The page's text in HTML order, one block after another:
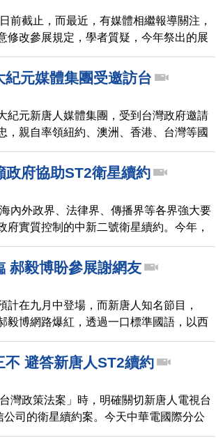
前截止，而最近，有媒體相繼報導關注，
修改參展規定，學者質疑，今年祭出的展
性攔阻報導中國真相的新唐人參展，迎合
紀元媒體集團受邀訪台
紀元新唐人媒體集團，受到台灣政府邀請
，親自率領紐約、澳洲、香港、台灣等國
各單位及企業，僑委會也特別安排文化美
員們，滿滿的感動與 新思維。
政府協助ST2衛星續約
內外政界、法律界、傳播界等各界強大要
府實質控制的中新二號衛星續約。今年，
華電信是否繼續提供中新二號衛星服務的
蘭女士，今天對海內外發表公開談話，籲
統，儘速協助新唐人亞太電視與中華電信
郝毅博盼參展謝網友
計在九月中登場，而新唐人知名節目，
毅博網路爆紅，透過一口標準國語，以西
屆 時也有機會和新唐人其他得獎作品，一
國廠商集體退展要脅新唐人，郝毅博號召
台灣自由民主空氣，支持新唐 人參展。
不 避答新唐人ST2續約
灣政策法案」時，明確關切新唐人電視台
司的衛星續約案。今天中華電國際分公
，清楚表示「這個不能提」、「都不能